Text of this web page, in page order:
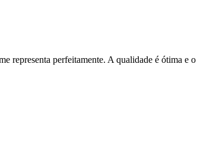
representa perfeitamente. A qualidade é ótima